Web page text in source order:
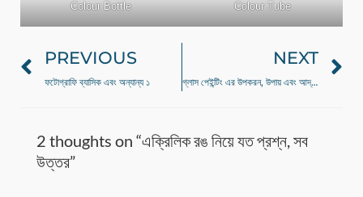
Colour Bottle Colour Tube
Prev
PREVIOUS
ফটোগ্রাফি ব্যাসিক এবং অন্যান্য ১
NEXT
গ্লাস পেইন্টিং এর উপকরন, উপায় এবং আদ্যপ্রান্ত
2 thoughts on “এক্রিলিক রঙ নিয়ে যত প্রশ্ন, সব
উত্তর”